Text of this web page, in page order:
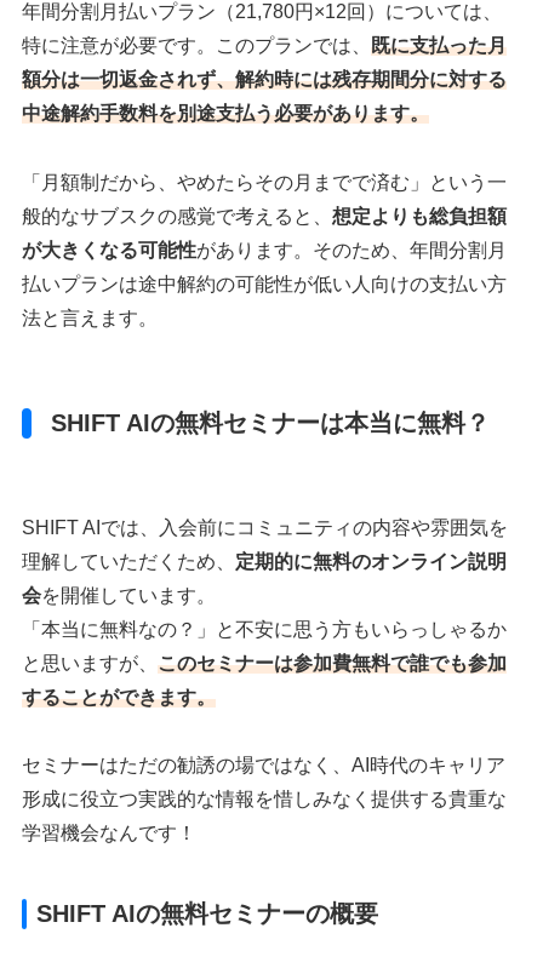
年間分割月払いプラン（21,780円×12回）については、
特に注意が必要です。このプランでは、既に支払った月
額分は一切返金されず、解約時には残存期間分に対する
中途解約手数料を別途支払う必要があります。
「月額制だから、やめたらその月までで済む」という一
般的なサブスクの感覚で考えると、想定よりも総負担額
が大きくなる可能性があります。そのため、年間分割月
払いプランは途中解約の可能性が低い人向けの支払い方
法と言えます。
SHIFT AIの無料セミナーは本当に無料？
SHIFT AIでは、入会前にコミュニティの内容や雰囲気を
理解していただくため、 定期的に無料のオンライン説明
会を開催しています。
「本当に無料なの？」と不安に思う方もいらっしゃるか
と思いますが、このセミナーは参加費無料で誰でも参加
することができます。
セミナーはただの勧誘の場ではなく、AI時代のキャリア
形成に役立つ実践的な情報を惜しみなく提供する貴重な
学習機会なんです！
SHIFT AIの無料セミナーの概要